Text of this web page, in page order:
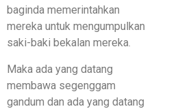
baginda memerintahkan
mereka untuk mengumpulkan
saki-baki bekalan mereka.
Maka ada yang datang
membawa segenggam
gandum dan ada yang datang